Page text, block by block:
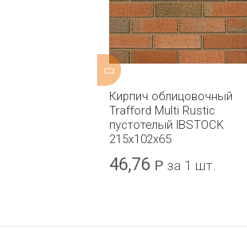
Кирпич облицовочный
Trafford Multi Rustic
пустотелый IBSTOCK
215х102х65
46,76 Р за 1 шт.